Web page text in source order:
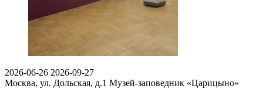
2026-06-26 2026-09-27
Москва, ул. Дольская, д.1 Музей-заповедник «Царицыно»